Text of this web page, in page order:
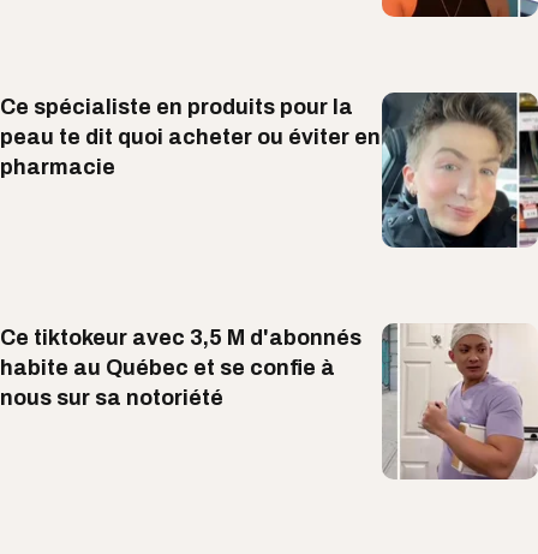
Ce spécialiste en produits pour la
peau te dit quoi acheter ou éviter en
pharmacie
Ce tiktokeur avec 3,5 M d'abonnés
habite au Québec et se confie à
nous sur sa notoriété